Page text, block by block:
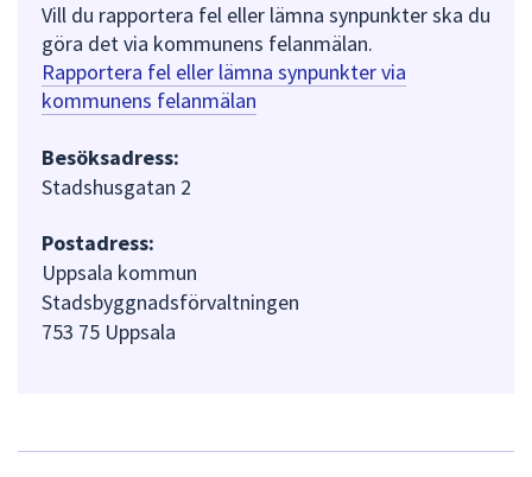
Vill du rapportera fel eller lämna synpunkter ska du
göra det via kommunens felanmälan.
Rapportera fel eller lämna synpunkter via
kommunens felanmälan
Besöksadress:
Stadshusgatan 2
Postadress:
Uppsala kommun
Stadsbyggnadsförvaltningen
753 75 Uppsala